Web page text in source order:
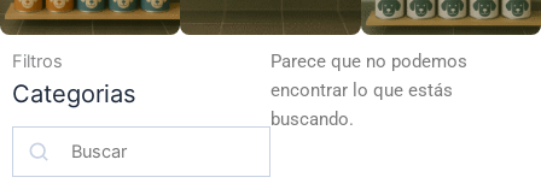
Filtros
Categorias
Parece que no podemos
encontrar lo que estás
buscando.